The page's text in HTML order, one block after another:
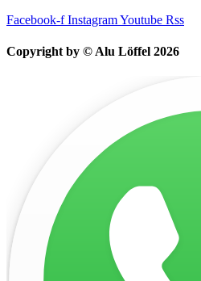
Facebook-f InstagramYoutube Rss
Copyright by © Alu Löffel 2026